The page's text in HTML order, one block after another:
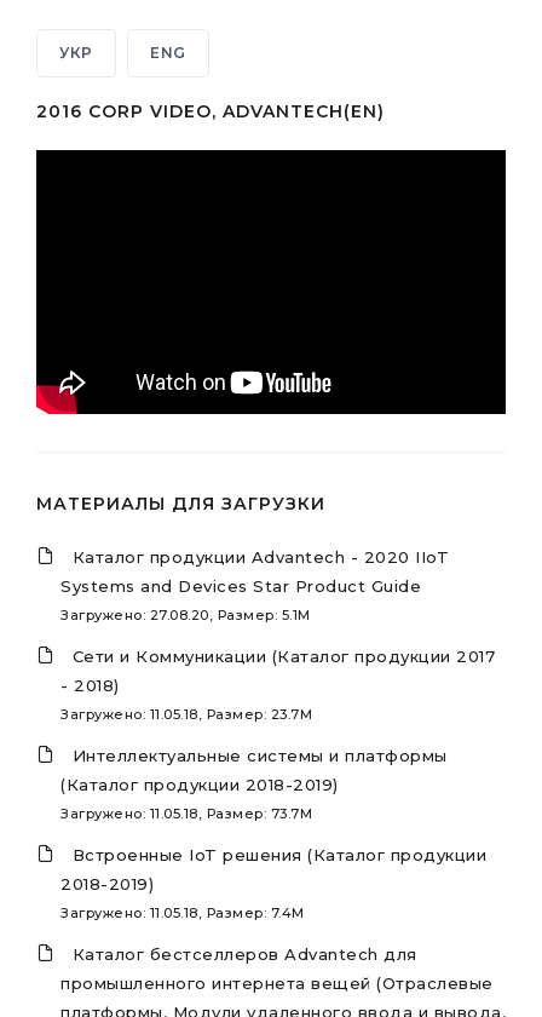
УКР ENG
2016 CORP VIDEO, ADVANTECH(EN)
МАТЕРИАЛЫ ДЛЯ ЗАГРУЗКИ
Каталог продукции Advantech - 2020 IIoT
Systems and Devices Star Product Guide
Загружено: 27.08.20, Размер: 5.1M
Сети и Коммуникации (Каталог продукции 2017
- 2018)
Загружено: 11.05.18, Размер: 23.7M
Интеллектуальные системы и платформы
(Каталог продукции 2018-2019)
Загружено: 11.05.18, Размер: 73.7M
Встроенные IoT решения (Каталог продукции
2018-2019)
Загружено: 11.05.18, Размер: 7.4M
Каталог бестселлеров Advantech для
промышленного интернета вещей (Отраслевые
платформы, Модули удаленного ввода и вывода,